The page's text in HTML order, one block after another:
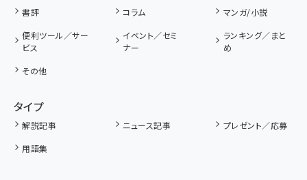
書評 コラム
マンガ/小説
便利ツール／サー
ビス
イベント／セミ
ナー
ランキング／まと
め
その他
タイプ
解説記事 ニュース記事
プレゼント／応募
用語集